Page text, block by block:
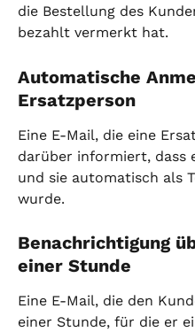
die Bestellung des
bezahlt vermerkt hat.
Automatische
Ersatzperson
Eine E-Mail, die eine
darüber informiert, dass
und sie automatisch als
wurde.
Benachrichtigung
einer Stunde
Eine E-Mail, die den
einer Stunde, für die er